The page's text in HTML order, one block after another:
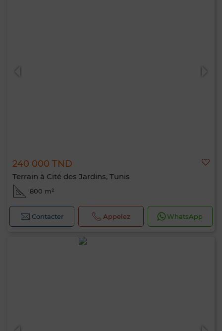
240 000 TND
Terrain à Cité des Jardins, Tunis
800 m²
Contacter Appelez WhatsApp